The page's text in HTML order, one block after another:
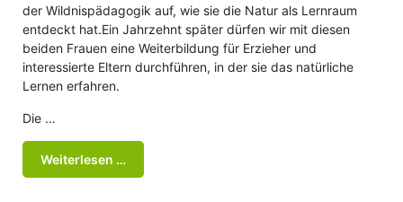
der Wildnispädagogik auf, wie sie die Natur als Lernraum
entdeckt hat.Ein Jahrzehnt später dürfen wir mit diesen
beiden Frauen eine Weiterbildung für Erzieher und
interessierte Eltern durchführen, in der sie das natürliche
Lernen erfahren.
Die …
Weiterlesen …